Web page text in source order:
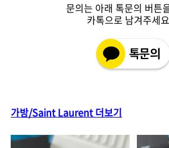
문의는 아래 톡문의 버튼
카톡으로 남겨주세
가방/Saint Laurent 더보기